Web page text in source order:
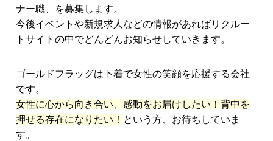
ナー職、を募集します。
今後イベントや新規求人などの情報があればリクルー
トサイトの中でどんどんお知らせしていきます。
ゴールドフラッグは下着で女性の笑顔を応援する会社
です。
女性に心から向き合い、感動をお届けしたい！背中を
押せる存在になりたい！ という方、お待ちしていま
す。